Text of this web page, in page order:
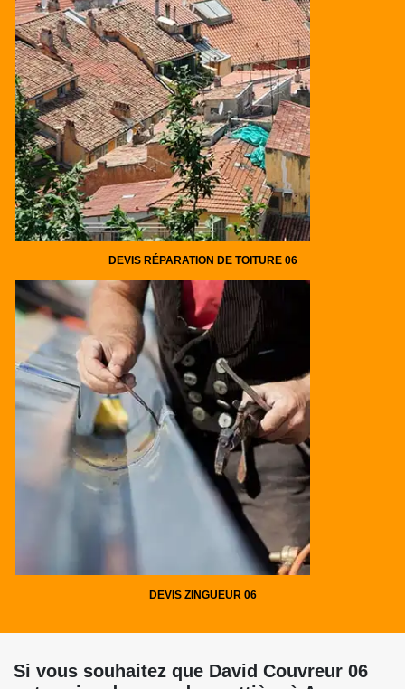
DEVIS RÉPARATION DE TOITURE 06
DEVIS ZINGUEUR 06
Si vous souhaitez que David Couvreur 06